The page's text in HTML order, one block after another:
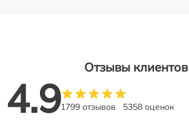
Отзывы клиентов
4.91799 отзывов 5358 оценок